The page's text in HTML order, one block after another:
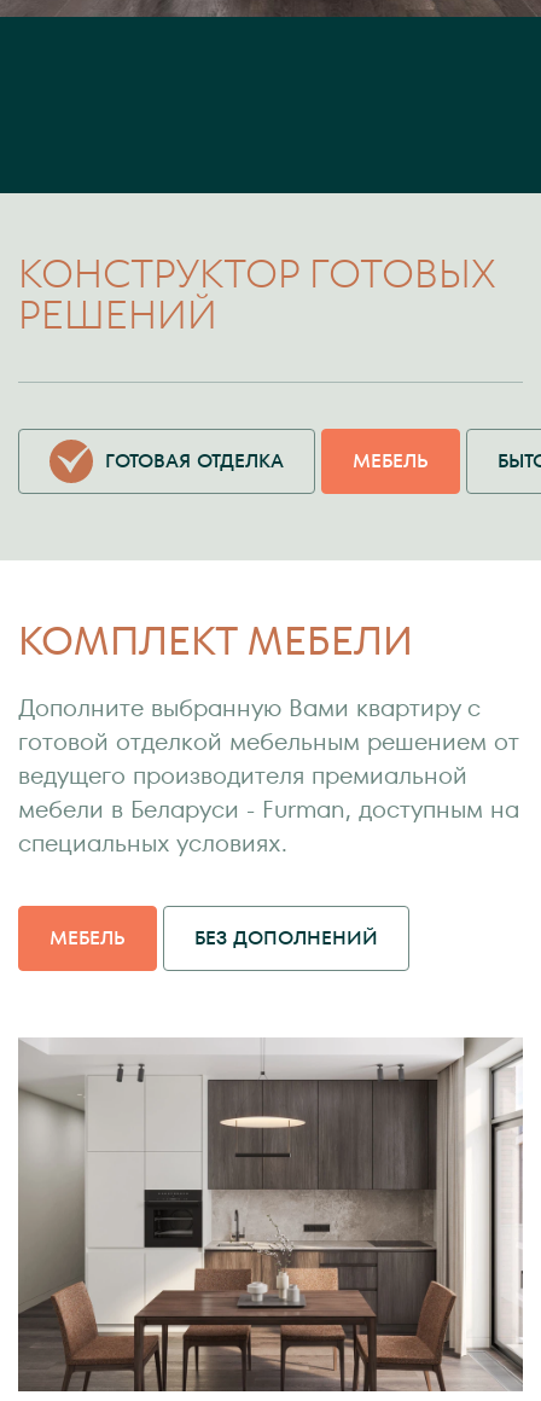
КОНСТРУКТОР ГОТОВЫХ
РЕШЕНИЙ
ГОТОВАЯ ОТДЕЛКА МЕБЕЛЬ
КОМПЛЕКТ МЕБЕЛИ
Дополните выбранную Вами квартиру с
готовой отделкой мебельным решением от
ведущего производителя премиальной
мебели в Беларуси - Furman, доступным на
специальных условиях.
МЕБЕЛЬ БЕЗ ДОПОЛНЕНИЙ